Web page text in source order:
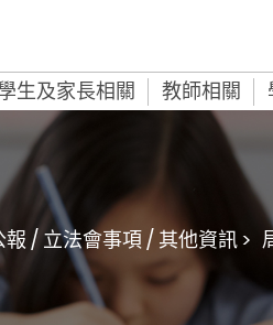
生及家長相關 教師相關
/ 立法會事項 / 其他資訊 >